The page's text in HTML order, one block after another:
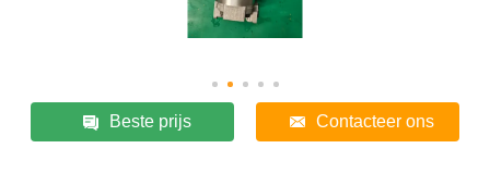
Beste prijs Contacteer ons